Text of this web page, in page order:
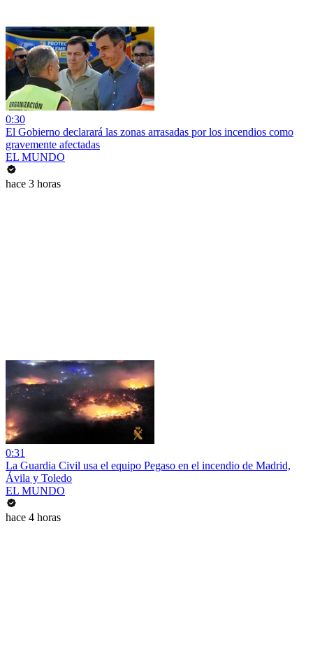
0:30
El Gobierno declarará las zonas arrasadas por los incendios como
gravemente afectadas
EL MUNDO
hace 3 horas
0:31
La Guardia Civil usa el equipo Pegaso en el incendio de Madrid,
Ávila y Toledo
EL MUNDO
hace 4 horas